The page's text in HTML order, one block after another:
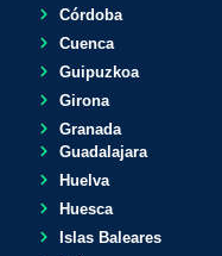
Córdoba
Cuenca
Guipuzkoa
Girona
Granada
Guadalajara
Huelva
Huesca
Islas Baleares